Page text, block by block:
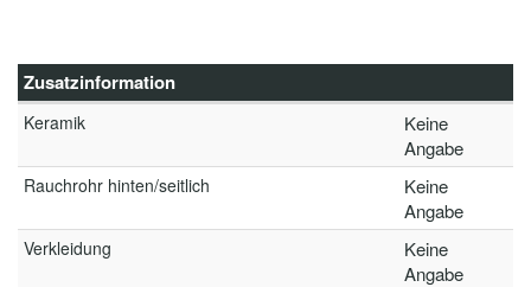
Zusatzinformation
Keramik
Keine
Angabe
Rauchrohr hinten/seitlich
Keine
Angabe
Verkleidung
Keine
Angabe